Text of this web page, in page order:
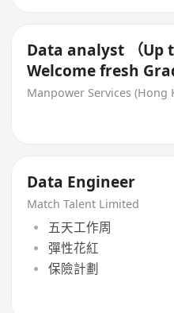
Data analyst （Up
Welcome fresh
Manpower Services (Hong
Data Engineer
Match Talent Limited
五天工作周
彈性花紅
保險計劃